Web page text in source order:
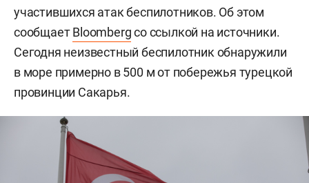
участившихся атак беспилотников. Об этом
сообщаетBloombergсо ссылкой на источники.
Сегодня неизвестный беспилотник обнаружили
в море примерно в 500 м от побережья турецкой
провинции Сакарья.